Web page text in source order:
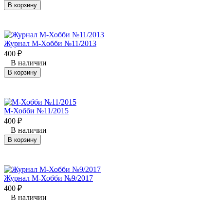
В корзину
Журнал М-Хобби №11/2013
400 ₽
В наличии
В корзину
М-Хобби №11/2015
400 ₽
В наличии
В корзину
Журнал М-Хобби №9/2017
400 ₽
В наличии